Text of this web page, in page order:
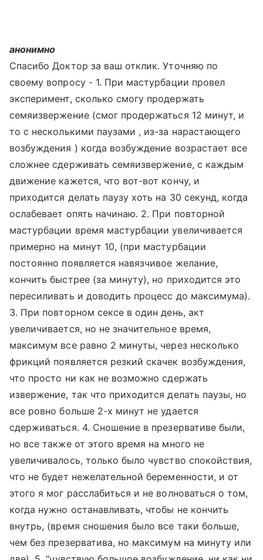
анонимно
Спасибо Доктор за ваш отклик. Уточняю по
своему вопросу - 1. При мастурбации провел
эксперимент, сколько смогу продержать
семяизвержение (смог продержаться 12 минут, и
то с несколькими паузами , из-за нарастающего
возбуждения ) когда возбуждение возрастает все
сложнее сдерживать семяизвержение, с каждым
движение кажется, что вот-вот кончу, и
приходится делать паузу хоть на 30 секунд, когда
ослабевает опять начинаю. 2. При повторной
мастурбации время мастурбации увеличивается
примерно на минут 10, (при мастурбации
постоянно появляется навязчивое желание,
кончить быстрее (за минуту), но приходится это
пересиливать и доводить процесс до максимума).
3. При повторном сексе в один день, акт
увеличивается, но не значительное время,
максимум все равно 2 минуты, через несколько
фрикций появляется резкий скачек возбуждения,
что просто ни как не возможно сдержать
извержение, так что приходится делать паузы, но
все ровно больше 2-х минут не удается
сдерживаться. 4. Сношение в презервативе были,
но все также от этого время на много не
увеличивалось, только было чувство спокойствия,
что не будет нежелательной беременности, и от
этого я мог расслабиться и не волноваться о том,
когда нужно останавливать, чтобы не кончить
внутрь, (время сношения было все таки больше,
чем без презерватива, но максимум на минуту или